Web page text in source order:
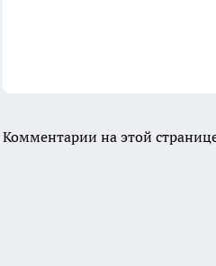
Комментарии на этой